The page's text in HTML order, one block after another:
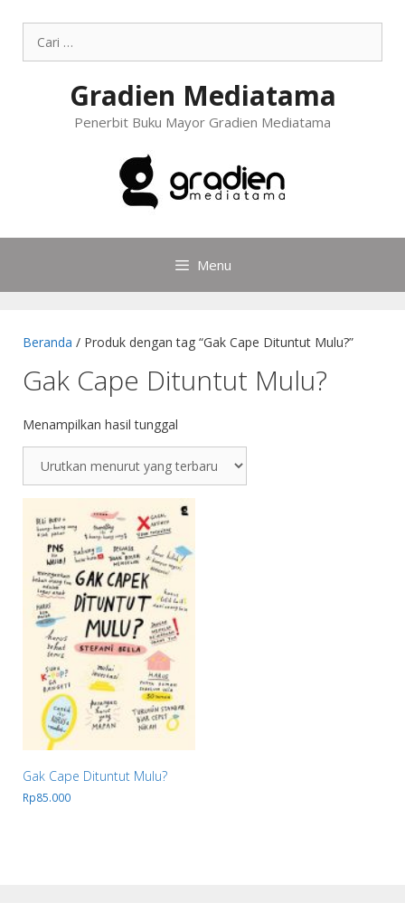
Gradien Mediatama
Penerbit Buku Mayor Gradien Mediatama
Menu
Beranda / Produk dengan tag “Gak Cape Dituntut Mulu?”
Gak Cape Dituntut Mulu?
Menampilkan hasil tunggal
Gak Cape Dituntut Mulu?
Rp85.000